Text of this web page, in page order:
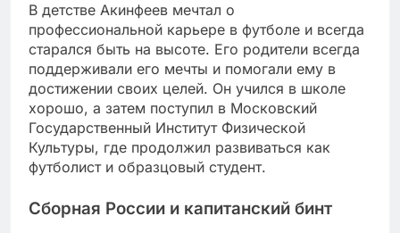
В детстве Акинфеев мечтал о
профессиональной карьере в футболе и всегда
старался быть на высоте. Его родители всегда
поддерживали его мечты и помогали ему в
достижении своих целей. Он учился в школе
хорошо, а затем поступил в Московский
Государственный Институт Физической
Культуры, где продолжил развиваться как
футболист и образцовый студент.
Сборная России и капитанский бинт